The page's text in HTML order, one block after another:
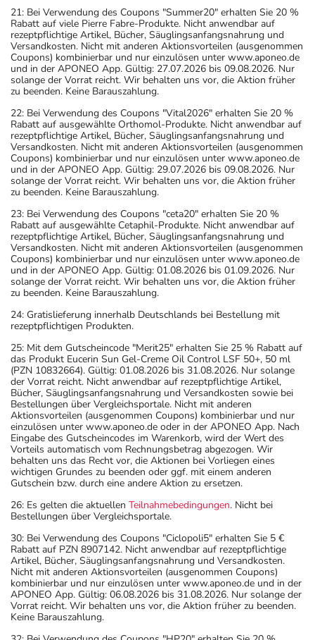
Was sollten Sie beachten?
- Vorsicht: Das Reaktionsvermögen kann auch bei
bestimmungsgemäßem Gebrauch beeinträchtigt sein.
Achten Sie vor allem darauf, wenn Sie am Straßenverkehr
teilnehmen oder Maschinen (auch im Haushalt) bedienen,
mit denen Sie sich verletzen können.
- Vermeiden Sie übermäßige UV-Strahlung, z.B. in
Solarien oder bei ausgedehnten Sonnenbädern, weil die
Haut während der Anwendung des Arzneimittels
empfindlicher reagiert.
- Das Arzneimittel darf nicht vorzeitig abgesetzt werden,
weil sonst mit einem (erneuten) Ausbruch der Krankheit
zu rechnen ist.
- Vorsicht bei Allergie gegen Bindemittel (z.B.
Carboxymethylcellulose mit der E-Nummer E 466)!
- Vorsicht bei Allergie gegen Propylenglykol und ähnliche
Stoffe!
- Vorsicht bei Allergie gegen Polyethylenglykol(PEG)-
haltige Stoffe!
- Es kann Arzneimittel geben, mit denen
Wechselwirkungen auftreten. Sie sollten deswegen
generell vor der Behandlung mit einem neuen
Arzneimittel jedes andere, das Sie bereits anwenden,
dem Arzt oder Apotheker angeben. Das gilt auch für
Arzneimittel, die Sie selbst kaufen, nur gelegentlich
anwenden oder deren Anwendung schon einige Zeit
zurückliegt.
- Milch und Milchprodukte (Quark, Joghurt, Käse), ebenso
Mineralwasser, mit Kalzium angereicherte Getränke und
Mineralstoffpräparate, sind innerhalb von 2 Stunden vor
und 4 Stunden nach der Einnahme zu meiden.
- Kaffee, Cola-Getränke, Mate-Tee sowie grüner und
schwarzer Tee sollen während der Behandlung mit dem
Medikament vermieden werden.
Bitte verwenden Sie dieses Arzneimittel nicht mehr nach
dem auf der Packung oder der Umverpackung
angegebenen Verfallsdatum. Das Verfallsdatum bezieht
sich auf den letzten Tag des angegebenen Monats.
21: Bei Verwendung des Coupons "Summer20" erhalten Sie 20 %
Rabatt auf viele Pierre Fabre-Produkte. Nicht anwendbar auf
rezeptpflichtige Artikel, Bücher, Säuglingsanfangsnahrung und
Versandkosten. Nicht mit anderen Aktionsvorteilen (ausgenommen
Coupons) kombinierbar und nur einzulösen unter www.aponeo.de
und in der APONEO App. Gültig: 27.07.2026 bis 09.08.2026. Nur
solange der Vorrat reicht. Wir behalten uns vor, die Aktion früher
zu beenden. Keine Barauszahlung.
22: Bei Verwendung des Coupons "Vital2026" erhalten Sie 20 %
Rabatt auf ausgewählte Orthomol-Produkte. Nicht anwendbar auf
rezeptpflichtige Artikel, Bücher, Säuglingsanfangsnahrung und
Versandkosten. Nicht mit anderen Aktionsvorteilen (ausgenommen
Coupons) kombinierbar und nur einzulösen unter www.aponeo.de
und in der APONEO App. Gültig: 29.07.2026 bis 09.08.2026. Nur
solange der Vorrat reicht. Wir behalten uns vor, die Aktion früher
zu beenden. Keine Barauszahlung.
23: Bei Verwendung des Coupons "ceta20" erhalten Sie 20 %
Rabatt auf ausgewählte Cetaphil-Produkte. Nicht anwendbar auf
rezeptpflichtige Artikel, Bücher, Säuglingsanfangsnahrung und
Versandkosten. Nicht mit anderen Aktionsvorteilen (ausgenommen
Coupons) kombinierbar und nur einzulösen unter www.aponeo.de
und in der APONEO App. Gültig: 01.08.2026 bis 01.09.2026. Nur
solange der Vorrat reicht. Wir behalten uns vor, die Aktion früher
zu beenden. Keine Barauszahlung.
24: Gratislieferung innerhalb Deutschlands bei Bestellung mit
rezeptpflichtigen Produkten.
25: Mit dem Gutscheincode "Merit25" erhalten Sie 25 % Rabatt auf
das Produkt Eucerin Sun Gel-Creme Oil Control LSF 50+, 50 ml
(PZN 10832664). Gültig: 01.08.2026 bis 31.08.2026. Nur solange
der Vorrat reicht. Nicht anwendbar auf rezeptpflichtige Artikel,
Bücher, Säuglingsanfangsnahrung und Versandkosten sowie bei
Bestellungen über Vergleichsportale. Nicht mit anderen
Aktionsvorteilen (ausgenommen Coupons) kombinierbar und nur
einzulösen unter www.aponeo.de oder in der APONEO App. Nach
Eingabe des Gutscheincodes im Warenkorb, wird der Wert des
Vorteils automatisch vom Rechnungsbetrag abgezogen. Wir
behalten uns das Recht vor, die Aktionen bei Vorliegen eines
wichtigen Grundes zu beenden oder ggf. mit einem anderen
Gutschein bzw. durch eine andere Aktion zu ersetzen.
26: Es gelten die aktuellen Teilnahmebedingungen. Nicht bei
Bestellungen über Vergleichsportale.
30: Bei Verwendung des Coupons "Ciclopoli5" erhalten Sie 5 €
Rabatt auf PZN 8907142. Nicht anwendbar auf rezeptpflichtige
Artikel, Bücher, Säuglingsanfangsnahrung und Versandkosten.
Nicht mit anderen Aktionsvorteilen (ausgenommen Coupons)
kombinierbar und nur einzulösen unter www.aponeo.de und in der
APONEO App. Gültig: 06.08.2026 bis 31.08.2026. Nur solange der
Vorrat reicht. Wir behalten uns vor, die Aktion früher zu beenden.
Keine Barauszahlung.